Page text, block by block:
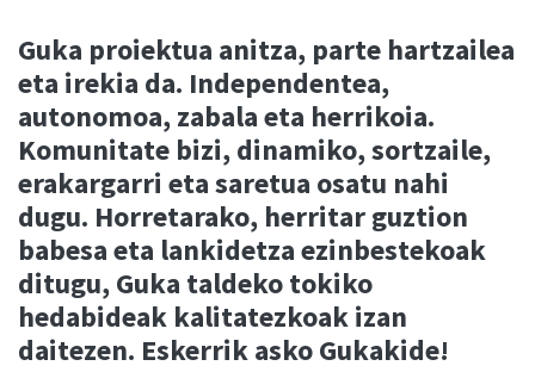
Guka proiektua anitza, parte­ hartzailea
eta irekia da. Independentea,
autonomoa, zabala eta herrikoia.
Komunitate bizi, dinamiko, sortzaile,
erakargarri eta saretua osatu nahi
dugu. Horretarako, herritar guztion
babesa eta lankidetza ezinbestekoak
ditugu, Guka taldeko tokiko
hedabideak kalitatezkoak izan
daitezen. Eskerrik asko Gukakide!